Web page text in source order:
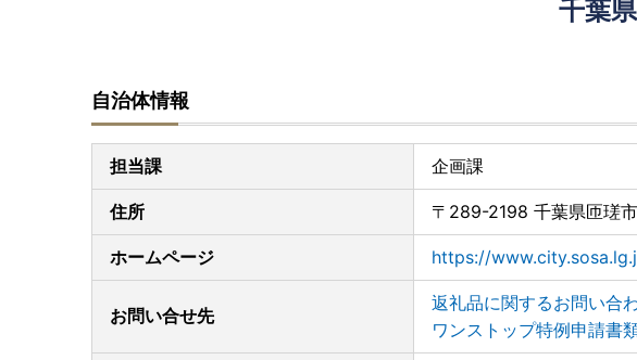
千葉
自治体情報
担当課 企画課
住所 〒289-2198 千葉県匝瑳
ホームページ https://
お問い合せ先
返礼品に関するお問い合
ワンストップ特例申請書